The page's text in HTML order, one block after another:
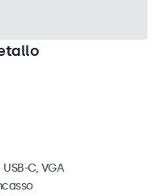
C, VGA